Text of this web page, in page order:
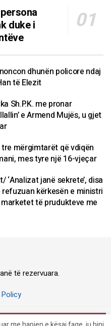
duke i
dhunën policore ndaj
të Elezit
Sh.P.K. me pronar
e Armend Mujës, u gjet
mërgimtarët që vdiqën
mes tyre një 16-vjeçar
‘Analizat janë sekrete’, disa
kërkesën e ministri
të prudukteve me
të rezervuara.